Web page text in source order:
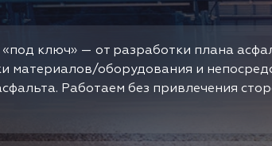
ключ» — от разработки плана
материалов/оборудования и
Работаем без привлечения